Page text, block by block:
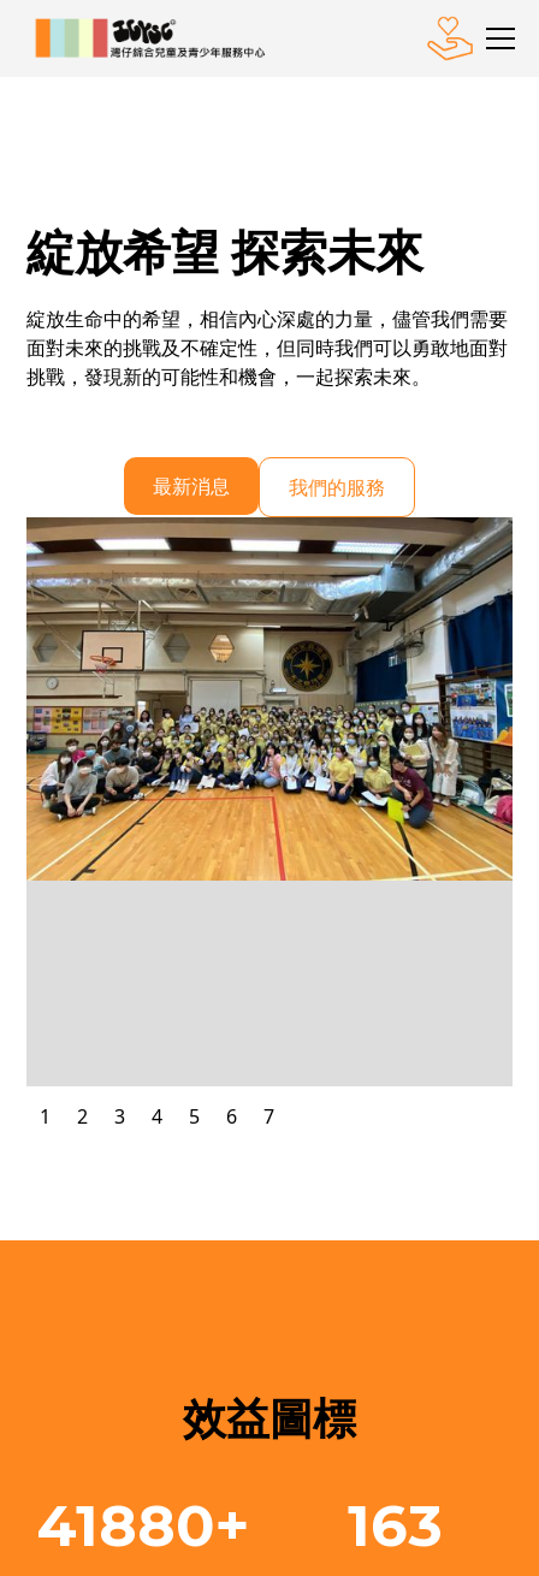
綻放希望 探索未來
綻放生命中的希望，相信內心深處的力量，儘管我們需要
面對未來的挑戰及不確定性，但同時我們可以勇敢地面對
挑戰，發現新的可能性和機會，一起探索未來。
最新消息 我們的服務
1 2 3 4 5 6 7
效益圖標
41880+ 163